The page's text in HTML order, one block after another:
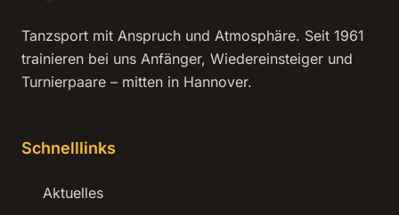
Tanzsport mit Anspruch und Atmosphäre. Seit 1961
trainieren bei uns Anfänger, Wiedereinsteiger und
Turnierpaare – mitten in Hannover.
Schnelllinks
Aktuelles